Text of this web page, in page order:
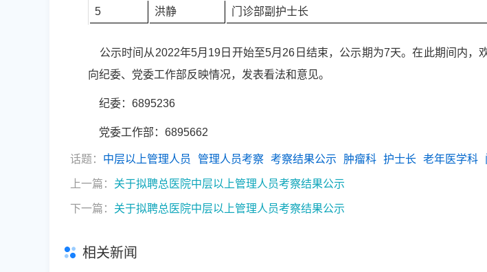
5 洪静 门诊部副护士长
公示时间从2022年5月19日开始至5月26日结束，公示期为7天。在此期间内，
向纪委、党委工作部反映情况，发表看法和意见。
纪委：6895236
党委工作部：6895662
话题： 中层以上管理人员 管理人员考察 考察结果公示 肿瘤科 护士长 老年医学科
上一篇： 关于拟聘总医院中层以上管理人员考察结果公示
下一篇： 关于拟聘总医院中层以上管理人员考察结果公示
相关新闻